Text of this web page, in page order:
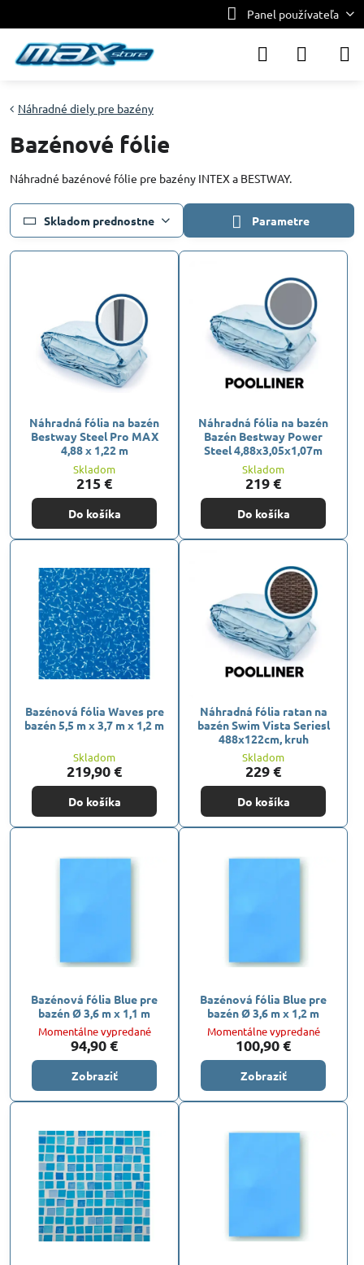
Panel používateľa
Náhradné diely pre bazény
Bazénové fólie
Náhradné bazénové fólie pre bazény INTEX a BESTWAY.
Skladom prednostne Parametre
Náhradná fólia na bazén
Bestway Steel Pro MAX
4,88 x 1,22 m
Skladom
215 €
Do košíka
Náhradná fólia na bazén
Bazén Bestway Power
Steel 4,88x3,05x1,07m
Skladom
219 €
Do košíka
Bazénová fólia Waves pre
bazén 5,5 m x 3,7 m x 1,2 m
Skladom
219,90 €
Do košíka
Náhradná fólia ratan na
bazén Swim Vista Seriesl
488x122cm, kruh
Skladom
229 €
Do košíka
Bazénová fólia Blue pre
bazén Ø 3,6 m x 1,1 m
Momentálne vypredané
94,90 €
Zobraziť
Bazénová fólia Blue pre
bazén Ø 3,6 m x 1,2 m
Momentálne vypredané
100,90 €
Zobraziť